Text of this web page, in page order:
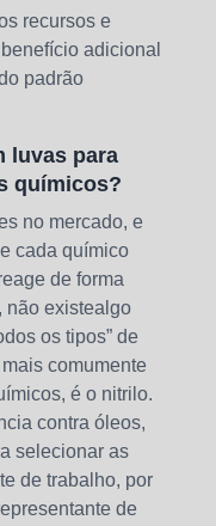
recursos e
adicional
padrão
luvas para
químicos?
no mercado, e
cada químico
de forma
não existealgo
os tipos” de
comumente
é o nitrilo.
contra óleos,
selecionar as
de trabalho, por
de